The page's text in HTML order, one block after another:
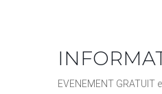
EVENEMENT GRATUIT